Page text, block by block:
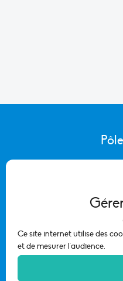
Ce site internet utilise des
et de mesurer l'audience.